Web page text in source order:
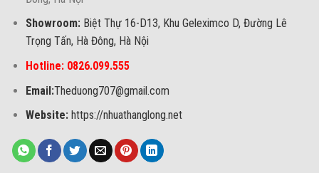
Showroom: Biệt Thự 16-D13, Khu Geleximco D, Đường Lê
Trọng Tấn, Hà Đông, Hà Nội
Hotline: 0826.099.555
Email:Theduong707@gmail.com
Website:https://nhuathanglong.net